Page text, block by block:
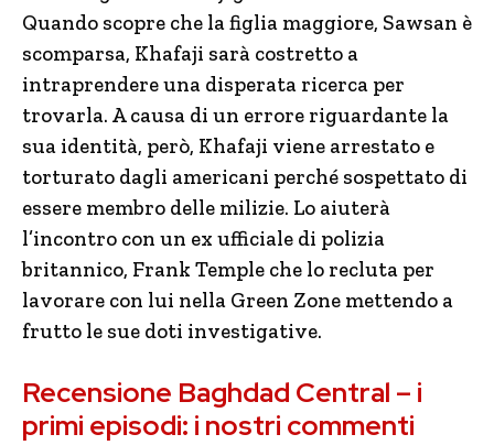
Quando scopre che la figlia maggiore, Sawsan è
scomparsa, Khafaji sarà costretto a
intraprendere una disperata ricerca per
trovarla. A causa di un errore riguardante la
sua identità, però, Khafaji viene arrestato e
torturato dagli americani perché sospettato di
essere membro delle milizie. Lo aiuterà
l’incontro con un ex ufficiale di polizia
britannico, Frank Temple che lo recluta per
lavorare con lui nella Green Zone mettendo a
frutto le sue doti investigative.
Recensione Baghdad Central – i
primi episodi: i nostri commenti